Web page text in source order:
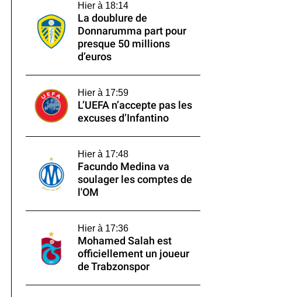
Hier à 18:14
La doublure de
Donnarumma part pour
presque 50 millions
d’euros
Hier à 17:59
L’UEFA n’accepte pas les
excuses d’Infantino
Hier à 17:48
Facundo Medina va
soulager les comptes de
l'OM
Hier à 17:36
Mohamed Salah est
officiellement un joueur
de Trabzonspor